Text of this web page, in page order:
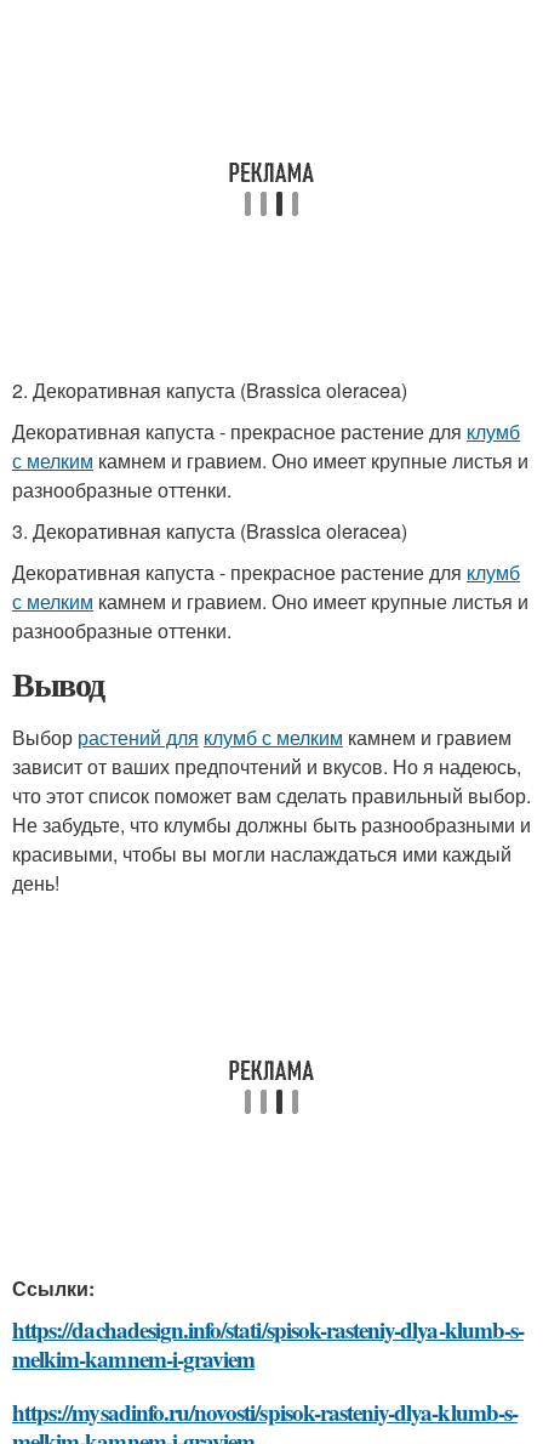
2. Декоративная капуста (Brassica oleracea)
Декоративная капуста - прекрасное растение для клумб
с мелким камнем и гравием. Оно имеет крупные листья и
разнообразные оттенки.
3. Декоративная капуста (Brassica oleracea)
Декоративная капуста - прекрасное растение для клумб
с мелким камнем и гравием. Оно имеет крупные листья и
разнообразные оттенки.
Вывод
Выбор растений для клумб с мелким камнем и гравием
зависит от ваших предпочтений и вкусов. Но я надеюсь,
что этот список поможет вам сделать правильный выбор.
Не забудьте, что клумбы должны быть разнообразными и
красивыми, чтобы вы могли наслаждаться ими каждый
день!
Ссылки:
https://dachadesign.info/stati/spisok-rasteniy-dlya-klumb-s-
melkim-kamnem-i-graviem
https://mysadinfo.ru/novosti/spisok-rasteniy-dlya-klumb-s-